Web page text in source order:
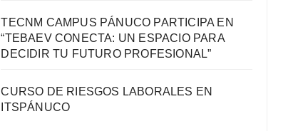
TECNM CAMPUS PÁNUCO PARTICIPA EN
“TEBAEV CONECTA: UN ESPACIO PARA
DECIDIR TU FUTURO PROFESIONAL”
CURSO DE RIESGOS LABORALES EN
ITSPÁNUCO